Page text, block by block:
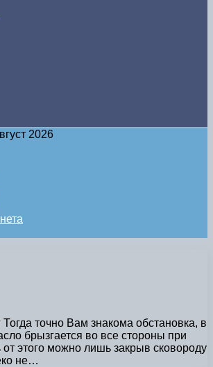
2026
точно Вам знакома обстановка, в
брызгается во все стороны при
от этого можно лишь закрыв сковороду
не…